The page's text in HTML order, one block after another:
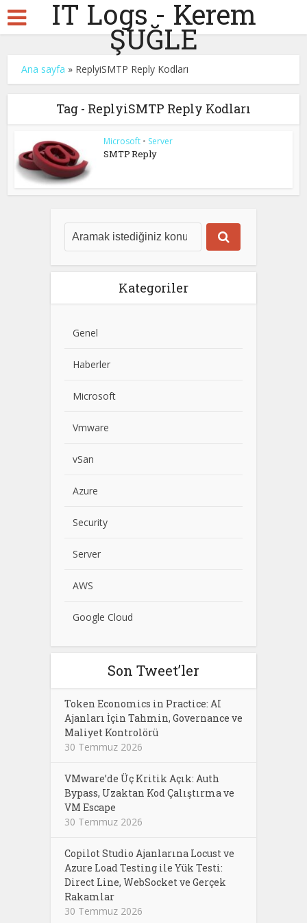
IT Logs - Kerem
ŞUĞLE
Ana sayfa » ReplyiSMTP Reply Kodları
Tag - ReplyiSMTP Reply Kodları
Microsoft • Server
SMTP Reply
Kategoriler
Genel
Haberler
Microsoft
Vmware
vSan
Azure
Security
Server
AWS
Google Cloud
Son Tweet’ler
Token Economics in Practice: AI
Ajanları İçin Tahmin, Governance ve
Maliyet Kontrolörü
30 Temmuz 2026
VMware’de Üç Kritik Açık: Auth
Bypass, Uzaktan Kod Çalıştırma ve
VM Escape
30 Temmuz 2026
Copilot Studio Ajanlarına Locust ve
Azure Load Testing ile Yük Testi:
Direct Line, WebSocket ve Gerçek
Rakamlar
30 Temmuz 2026